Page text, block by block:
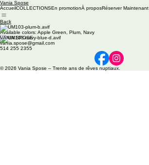
Vania Spose
AccueilCOLLECTIONSEn promotionÀ proposRéserver Maintenant
Back
M4
Available colors: Apple Green, Plum, Navy
VANIA SPOSE
vania.spose@gmail.com
514 255 2355
© 2026 Vania Spose – Trente ans de rêves nuptiaux.